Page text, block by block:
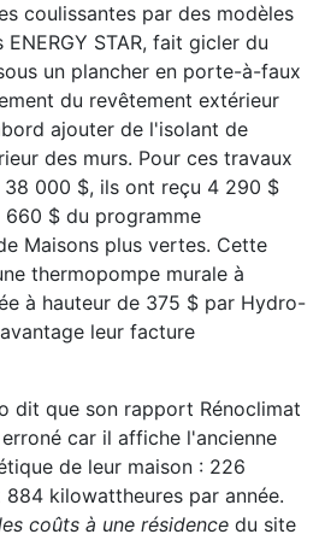
coulissantes par des modèles
STAR, fait gicler du
un plancher en porte-à-faux
du revêtement extérieur
ajouter de l'isolant de
des murs. Pour ces travaux
000 $, ils ont reçu 4 290 $
660 $ du programme
Maisons plus vertes. Cette
thermopompe murale à
à hauteur de 375 $ par Hydro-
leur facture
dit que son rapport Rénoclimat
car il affiche l'ancienne
de leur maison : 226
kilowattheures par année.
coûts à une résidence du site